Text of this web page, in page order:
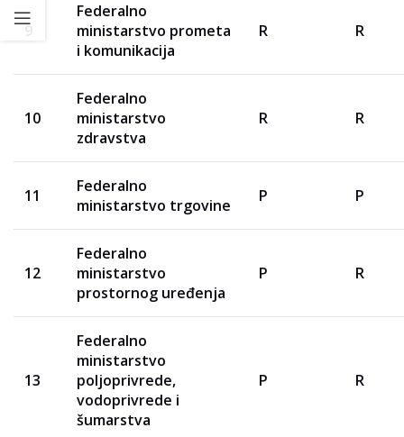
9
Federalno
ministarstvo prometa
i komunikacija
R R
10
Federalno
ministarstvo
zdravstva
R R
11
Federalno
ministarstvo trgovine
P P
12
Federalno
ministarstvo
prostornog uređenja
P R
13
Federalno
ministarstvo
poljoprivrede,
vodoprivrede i
šumarstva
P R